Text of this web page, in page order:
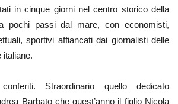
in cinque giorni nel centro storico della
pochi passi dal mare, con economisti,
sportivi affiancati dai giornalisti delle
italiane.
Straordinario quello dedicato
Barbato che quest’anno il figlio Nicola